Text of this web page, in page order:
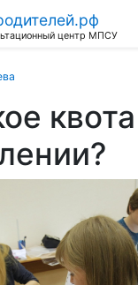
центр МПСУ